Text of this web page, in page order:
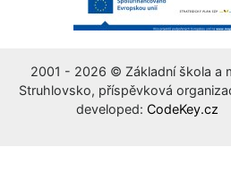
2001 - 2026 © Základní škola a
Struhlovsko, příspěvková
developed: CodeKey.cz